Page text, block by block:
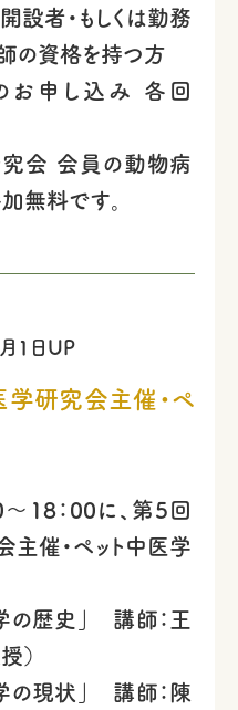
者・もしくは勤務
の資格を持つ方
お申し込み 各回
会 会員の動物病
無料です。
1日UP
学研究会主催・ペ
18：00に、第5回
主催・ペット中医学
歴史」 講師：王
）
現状」 講師：陳